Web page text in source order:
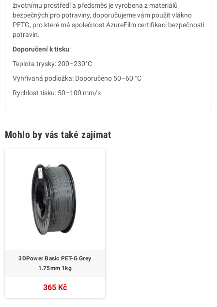
životnímu prostředí a předsměs je vyrobena z materiálů
bezpečných pro potraviny, doporučujeme vám použít vlákno
PETG, pro které má společnost AzureFilm certifikaci bezpečnosti
potravin.
Doporučení k tisku:
Teplota trysky: 200–230°C
Vyhřívaná podložka: Doporučeno 50–60 °C
Rychlost tisku: 50–100 mm/s
Mohlo by vás také zajímat
3DPower Basic PET-G Grey
1.75mm 1kg
365 Kč